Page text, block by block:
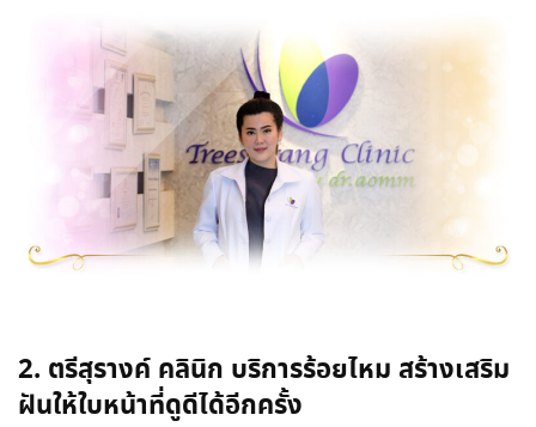
2. ตรีสุรางค์ คลินิก บริการร้อยไหม สร้างเสริม
ฝันให้ใบหน้าที่ดูดีได้อีกครั้ง